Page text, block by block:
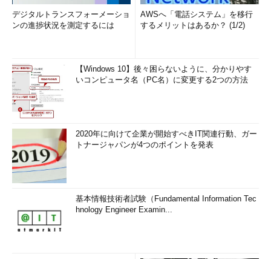
デジタルトランスフォーメーショ
ンの進捗状況を測定するには
AWSへ「電話システム」を移行
するメリットはあるか？ (1/2)
【Windows 10】後々困らないように、分かりやす
いコンピュータ名（PC名）に変更する2つの方法
2020年に向けて企業が開始すべきIT関連行動、ガー
トナージャパンが4つのポイントを発表
基本情報技術者試験（Fundamental Information Tec
hnology Engineer Examin...